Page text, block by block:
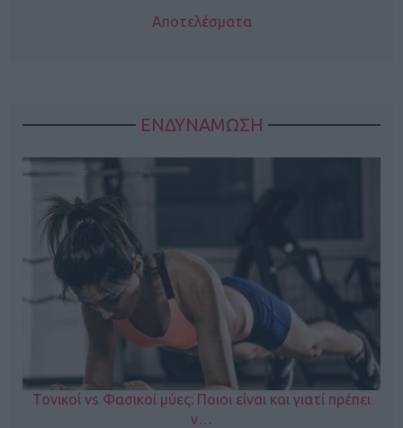
Αποτελέσματα
ΕΝΔΥΝΑΜΩΣΗ
Τονικοί vs Φασικοί μύες: Ποιοι είναι και γιατί πρέπει
ν…